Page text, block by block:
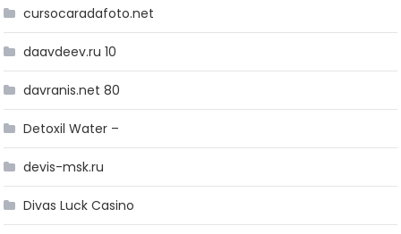
cursocaradafoto.net
daavdeev.ru 10
davranis.net 80
Detoxil Water –
devis-msk.ru
Divas Luck Casino